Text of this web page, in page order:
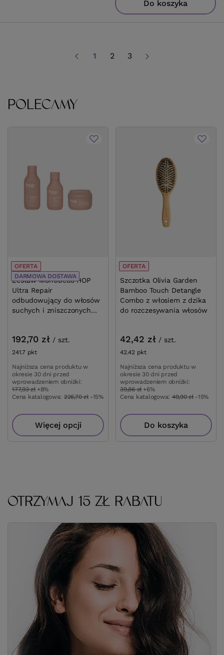
Do koszyka
1 2 3
POLECAMY
OFERTA
Zestaw Montibello HOP Ultra Repair
odbudowujący do włosów suchych i
zniszczonych szampon 300ml + odżywka
200ml + maska 200ml
241.7pktpunktów
Najniższa cena produktu w okresie 30 dni przed
wprowadzeniem obniżki:177,93 zł
Cena katalogowa:226,70 zł
Więcej opcji
Szczotka Olivia
Detangle Combo
rozczesywania
42.42
wprowadzeniem
Cena katalogowa: